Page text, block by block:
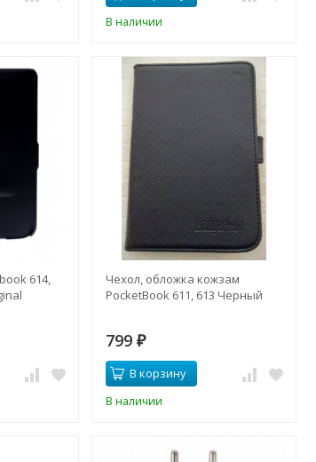
В наличии
614,
Чехол, обложка кожзам
PocketBook 611, 613 Черный
799 ₽
В корзину
В наличии